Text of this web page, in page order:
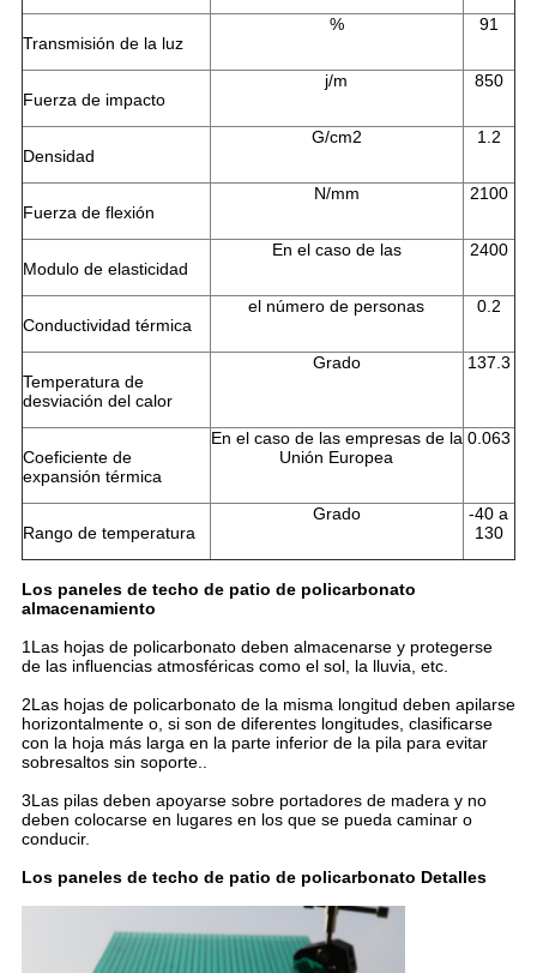
Transmisión de la luz
% 91
Fuerza de impacto
j/m 850
Densidad
G/cm2 1.2
Fuerza de flexión
N/mm 2100
Modulo de elasticidad
En el caso de las 2400
Conductividad térmica
el número de personas 0.2
Temperatura de
desviación del calor
Grado 137.3
Coeficiente de
expansión térmica
En el caso de las empresas de la
Unión Europea
0.063
Rango de temperatura
Grado
-40 a
130
Los paneles de techo de patio de policarbonato
almacenamiento
1Las hojas de policarbonato deben almacenarse y protegerse
de las influencias atmosféricas como el sol, la lluvia, etc.
2Las hojas de policarbonato de la misma longitud deben apilarse
horizontalmente o, si son de diferentes longitudes, clasificarse
con la hoja más larga en la parte inferior de la pila para evitar
sobresaltos sin soporte..
3Las pilas deben apoyarse sobre portadores de madera y no
deben colocarse en lugares en los que se pueda caminar o
conducir.
Los paneles de techo de patio de policarbonato Detalles